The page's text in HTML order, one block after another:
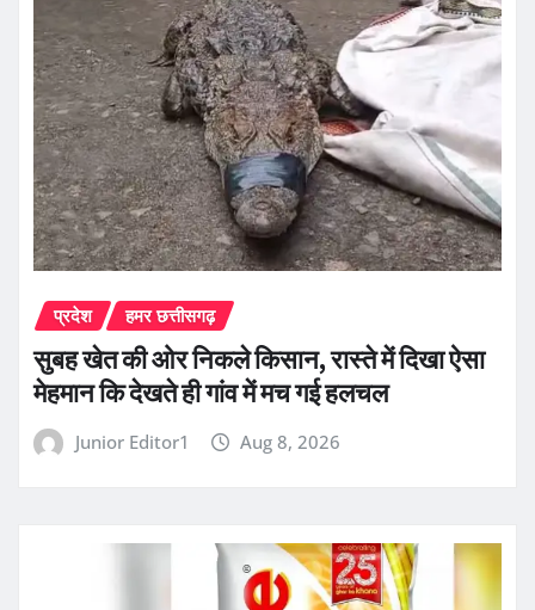
प्रदेश हमर छत्तीसगढ़
सुबह खेत की ओर निकले किसान, रास्ते में दिखा ऐसा
मेहमान कि देखते ही गांव में मच गई हलचल
Junior Editor1 Aug 8, 2026